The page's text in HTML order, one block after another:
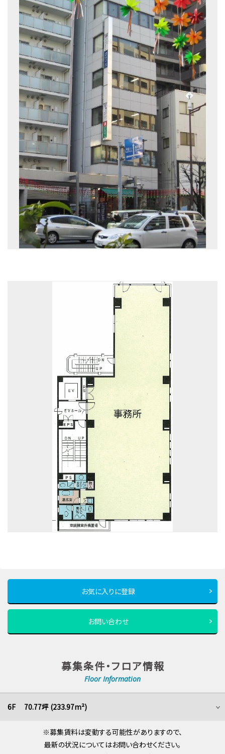
お気に入りに登録
お問い合わせ
募集条件・フロア情報
Floor Information
6F 70.77坪 (233.97m²)
※募集賃料は変動する可能性がありますので、
最新の状況についてはお問い合わせください。